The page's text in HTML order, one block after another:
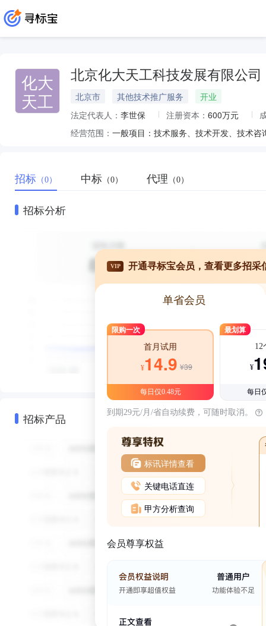
化大
天工
北京化大天工科技发展有限公司
北京市 其他技术推广服务
开业
法定代表人： 李世保 注册资本： 600万元
经营范围：
招标 （0） 中标 （0） 代理 （0）
招标分析
招标产品
VIP 开通寻标宝会员，查看更多招采
单省会员
限购一次
首月试用
¥14.9 ¥39
每日仅0.48元
最划算
12
¥
每日
到期29元/月/省自动续费，可随时取消。
标讯详情查看
关键电话直连
甲方分析查询
会员尊享权益